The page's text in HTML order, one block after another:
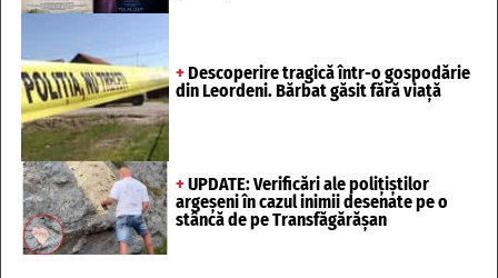
+ Descoperire tragică într-o gospodărie
din Leordeni. Bărbat găsit fără viață
+ UPDATE: Verificări ale polițiștilor
argeșeni în cazul inimii desenate pe o
stâncă de pe Transfăgărășan